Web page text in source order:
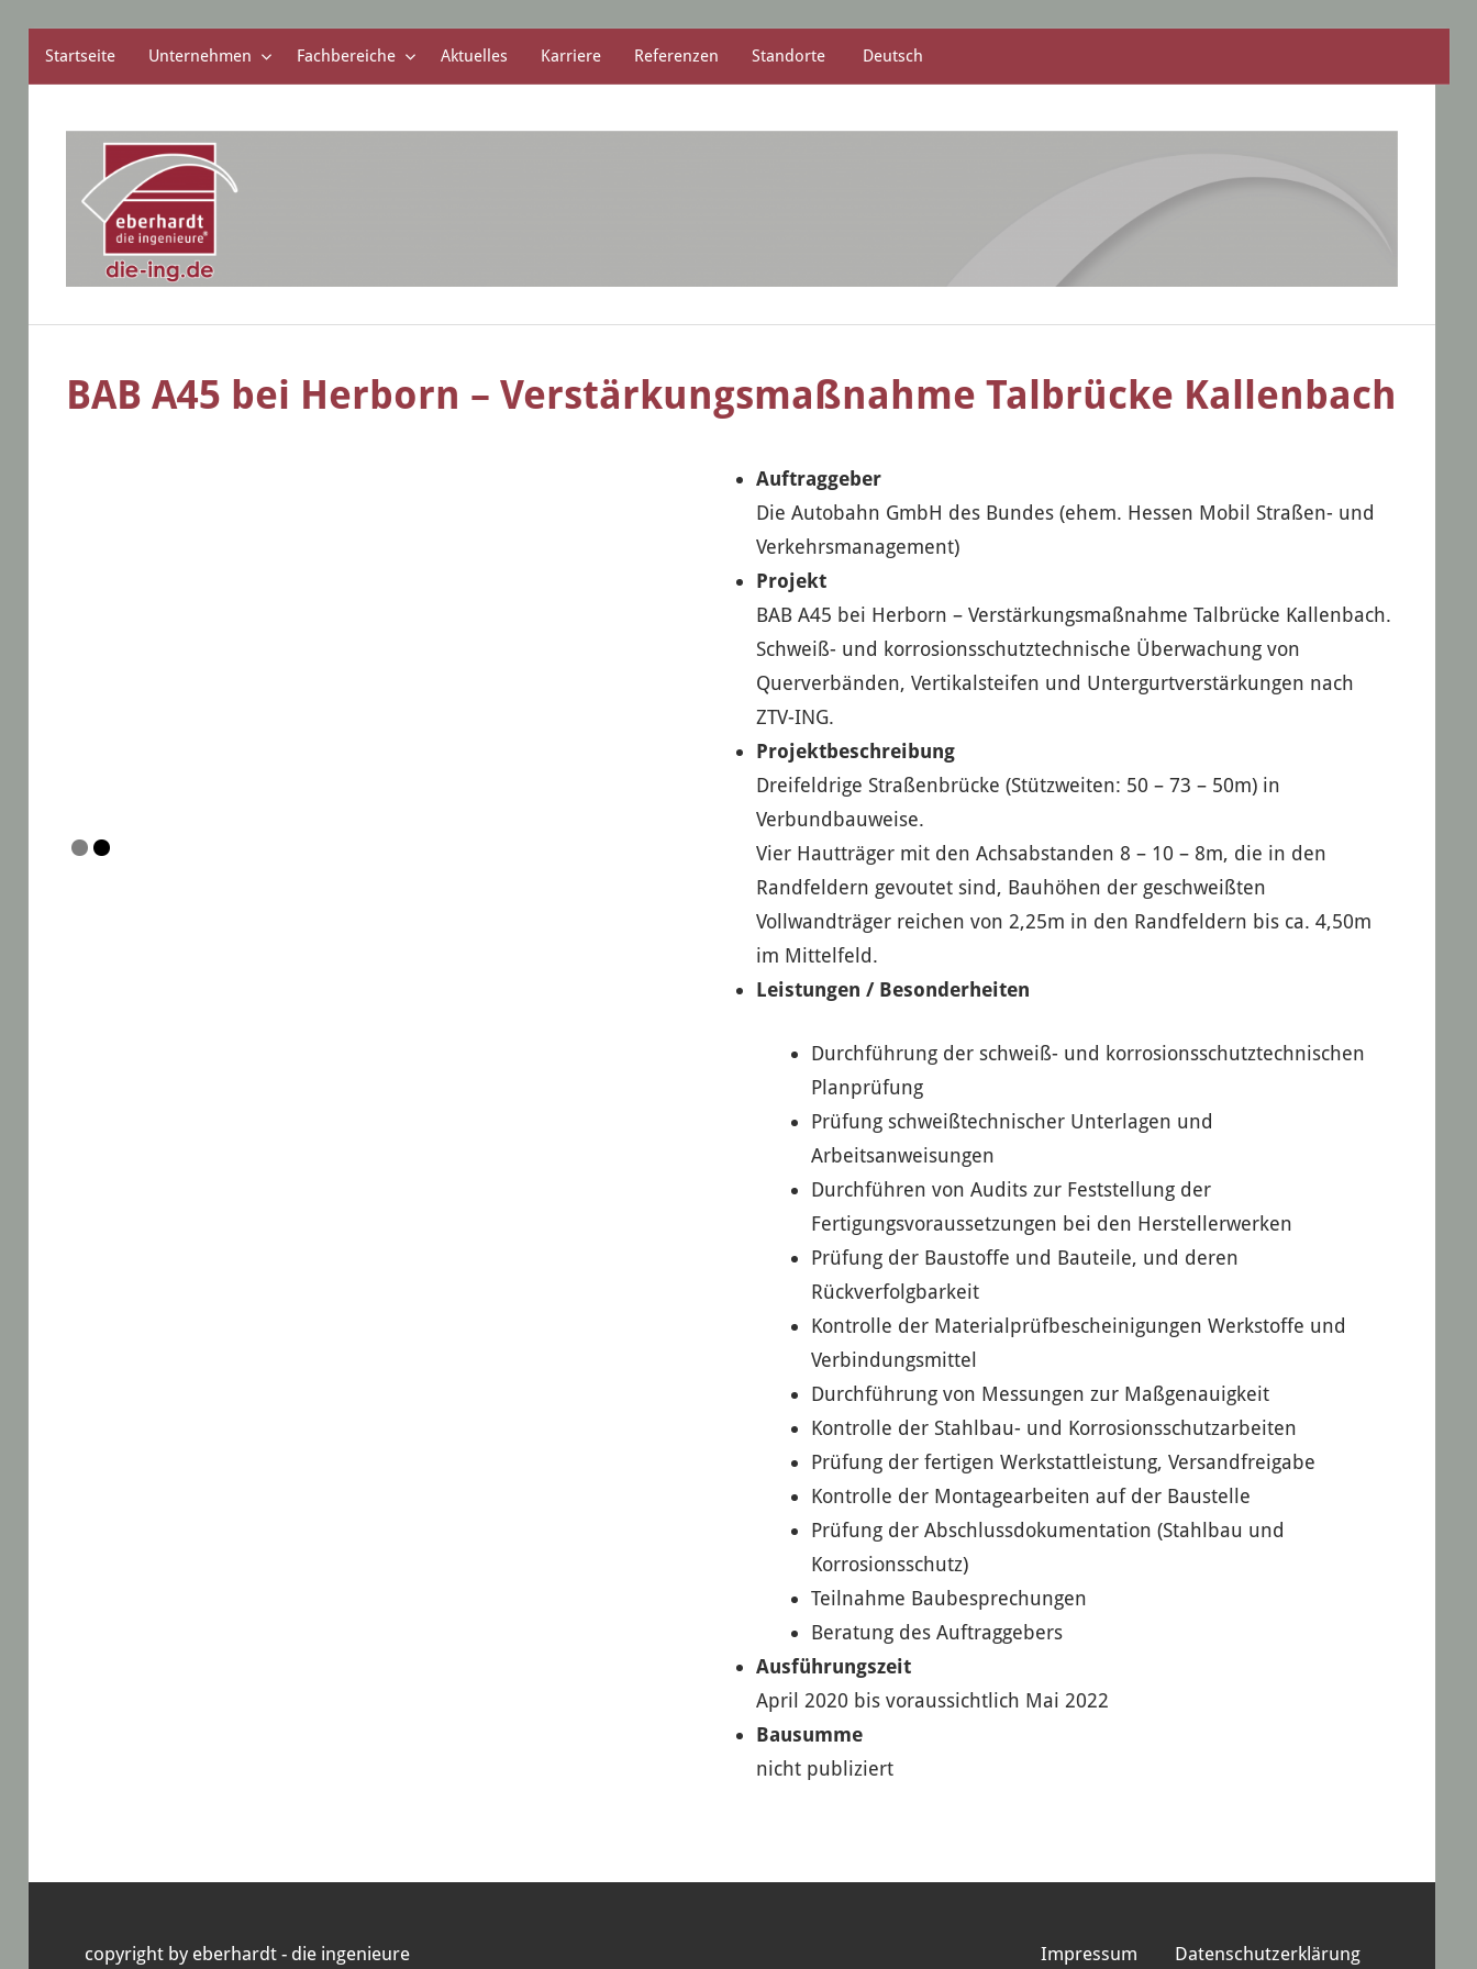
Startseite Unternehmen Fachbereiche Aktuelles Karriere Referenzen Standorte Deutsch
Inhalt
eberhardt
ingenieure
BAB A45 bei Herborn – Verstärkungsmaßnahme Talbrücke Kallenbach
Auftraggeber
Die Autobahn GmbH des Bundes (ehem. Hessen Mobil Straßen- und
Verkehrsmanagement)
Projekt
BAB A45 bei Herborn – Verstärkungsmaßnahme Talbrücke Kallenbach.
Schweiß- und korrosionsschutztechnische Überwachung von
Querverbänden, Vertikalsteifen und Untergurtverstärkungen nach
ZTV-ING.
Projektbeschreibung
Dreifeldrige Straßenbrücke (Stützweiten: 50 – 73 – 50m) in
Verbundbauweise.
Vier Hautträger mit den Achsabstanden 8 – 10 – 8m, die in den
Randfeldern gevoutet sind, Bauhöhen der geschweißten
Vollwandträger reichen von 2,25m in den Randfeldern bis ca. 4,50m
im Mittelfeld.
Leistungen / Besonderheiten
Durchführung der schweiß- und korrosionsschutztechnischen
Planprüfung
Prüfung schweißtechnischer Unterlagen und
Arbeitsanweisungen
Durchführen von Audits zur Feststellung der
Fertigungsvoraussetzungen bei den Herstellerwerken
Prüfung der Baustoffe und Bauteile, und deren
Rückverfolgbarkeit
Kontrolle der Materialprüfbescheinigungen Werkstoffe und
Verbindungsmittel
Durchführung von Messungen zur Maßgenauigkeit
Kontrolle der Stahlbau- und Korrosionsschutzarbeiten
Prüfung der fertigen Werkstattleistung, Versandfreigabe
Kontrolle der Montagearbeiten auf der Baustelle
Prüfung der Abschlussdokumentation (Stahlbau und
Korrosionsschutz)
Teilnahme Baubesprechungen
Beratung des Auftraggebers
Ausführungszeit
April 2020 bis voraussichtlich Mai 2022
Bausumme
nicht publiziert
Impressum Datenschutzerklärung
copyright by eberhardt - die ingenieure